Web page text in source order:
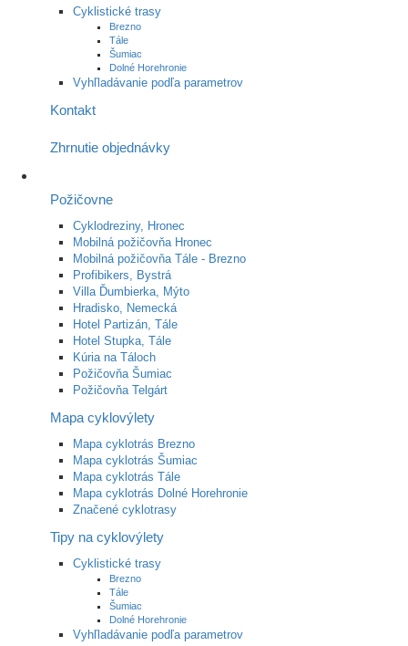
Cyklistické trasy
Brezno
Tále
Šumiac
Dolné Horehronie
Vyhľladávanie podľa parametrov
Kontakt
Zhrnutie objednávky
Požičovne
Cyklodreziny, Hronec
Mobilná požičovňa Hronec
Mobilná požičovňa Tále - Brezno
Profibikers, Bystrá
Villa Ďumbierka, Mýto
Hradisko, Nemecká
Hotel Partizán, Tále
Hotel Stupka, Tále
Kúria na Táloch
Požičovňa Šumiac
Požičovňa Telgárt
Mapa cyklovýlety
Mapa cyklotrás Brezno
Mapa cyklotrás Šumiac
Mapa cyklotrás Tále
Mapa cyklotrás Dolné Horehronie
Značené cyklotrasy
Tipy na cyklovýlety
Cyklistické trasy
Brezno
Tále
Šumiac
Dolné Horehronie
Vyhľladávanie podľa parametrov